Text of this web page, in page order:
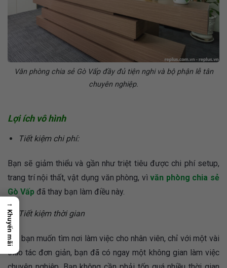
Văn phòng chia sẻ Gò Vấp đầy đủ tiện nghi và bộ phận lễ tân
chuyên nghiệp.
Lợi ích vô hình
Tiết kiệm chi phí:
Bạn sẽ giảm thiểu và gần như triệt tiêu được chi phí setup,
trang trí nội thất, vật dụng văn phòng, vìvăn phòng chia sẻ
Gò Vấp đã thay bạn làm điều này.
Tiết kiệm thời gian
Khi bạn muốn tìm nơi làm việc cho nhân viên, chỉ với một vài
thao tác đơn giản, bạn đã có ngay một không gian làm việc
→
Khuyến mãi